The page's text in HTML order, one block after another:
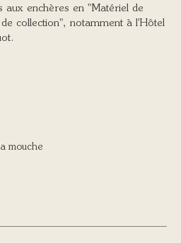
aux enchères en "Matériel de
collection", notamment à l'Hôtel
mouche